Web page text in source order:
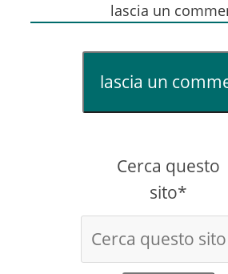
lascia un
lascia un
Cerca questo
sito*